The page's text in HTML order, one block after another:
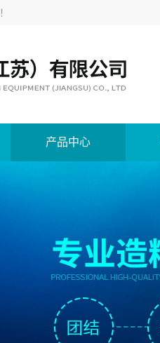
！
产品中心